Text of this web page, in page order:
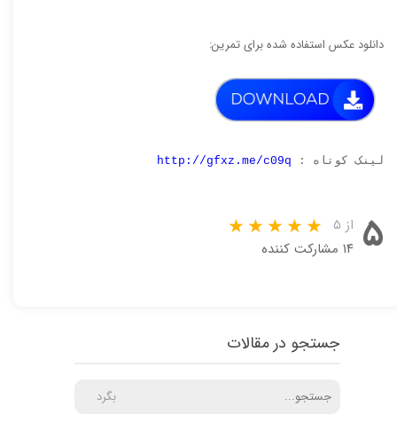
دانلود عکس استفاده شده برای تمرین:
لینک کوتاه :
۵ از ۵
۱۴ مشارکت کننده
جستجو در مقالات
بگرد